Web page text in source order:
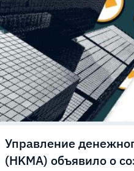
Управление
(HKMA) объявило о